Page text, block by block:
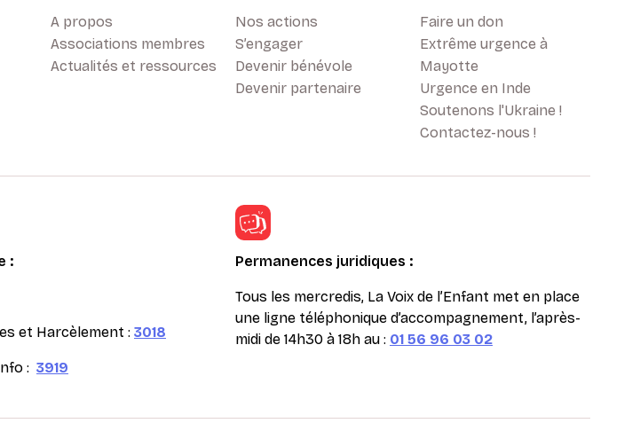
A propos
Associations membres
Actualités et ressources
Nos actions
S’engager
Devenir bénévole
Devenir partenaire
Faire un don
Extrême urgence à
Mayotte
Urgence en Inde
Soutenons l'Ukraine !
Contactez-nous !
:
et Harcèlement : 3018
: 3919
Permanences juridiques :
Tous les mercredis, La Voix de l’Enfant met en place
une ligne téléphonique d’accompagnement, l’après-
midi de 14h30 à 18h au : 01 56 96 03 02